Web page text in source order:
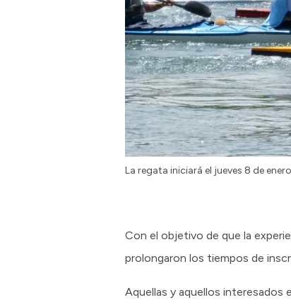
La regata iniciará el jueves 8 de
Con el objetivo de que la
prolongaron los tiempos de
Aquellas y aquellos interesados